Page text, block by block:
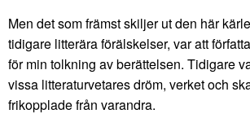
Men det som främst skiljer ut den här
tidigare litterära förälskelser, var att
för min tolkning av berättelsen. Tidigare
vissa litteraturvetares dröm, verket och
frikopplade från varandra.